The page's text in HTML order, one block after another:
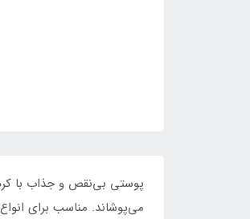
پوستی بی‌نقص و جذاب با
می‌پوشاند. مناسب برای